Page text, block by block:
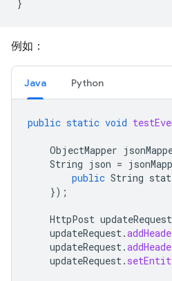
例如：
Java Python
public static void
ObjectMapper
String json =
public String
});
HttpPost updateRequest
updateRequest.
updateRequest.
updateRequest.